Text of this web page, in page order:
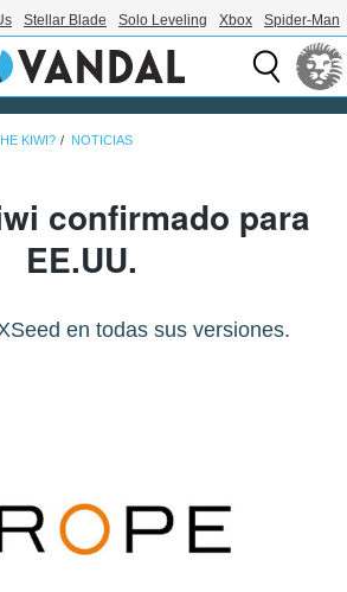
Stellar Blade Solo Leveling Xbox Spider-Man
KIWI? NOTICIAS
confirmado para
EE.UU.
en todas sus versiones.